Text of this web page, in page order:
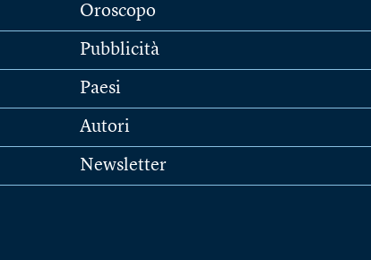
Oroscopo
Pubblicità
Paesi
Autori
Newsletter